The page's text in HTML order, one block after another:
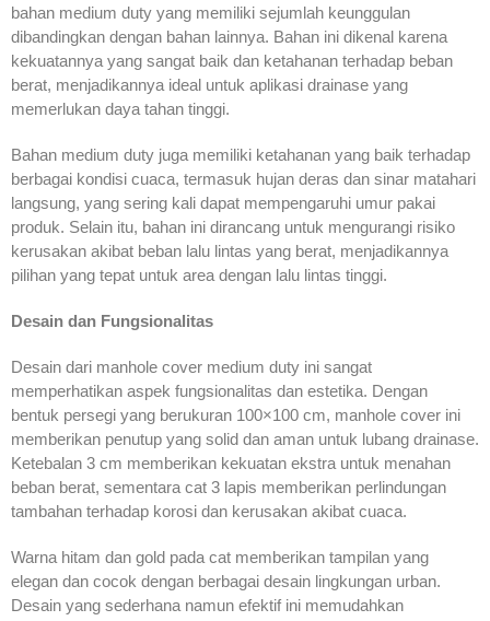
bahan medium duty yang memiliki sejumlah keunggulan
dibandingkan dengan bahan lainnya. Bahan ini dikenal karena
kekuatannya yang sangat baik dan ketahanan terhadap beban
berat, menjadikannya ideal untuk aplikasi drainase yang
memerlukan daya tahan tinggi.
Bahan medium duty juga memiliki ketahanan yang baik terhadap
berbagai kondisi cuaca, termasuk hujan deras dan sinar matahari
langsung, yang sering kali dapat mempengaruhi umur pakai
produk. Selain itu, bahan ini dirancang untuk mengurangi risiko
kerusakan akibat beban lalu lintas yang berat, menjadikannya
pilihan yang tepat untuk area dengan lalu lintas tinggi.
Desain dan Fungsionalitas
Desain dari manhole cover medium duty ini sangat
memperhatikan aspek fungsionalitas dan estetika. Dengan
bentuk persegi yang berukuran 100×100 cm, manhole cover ini
memberikan penutup yang solid dan aman untuk lubang drainase.
Ketebalan 3 cm memberikan kekuatan ekstra untuk menahan
beban berat, sementara cat 3 lapis memberikan perlindungan
tambahan terhadap korosi dan kerusakan akibat cuaca.
Warna hitam dan gold pada cat memberikan tampilan yang
elegan dan cocok dengan berbagai desain lingkungan urban.
Desain yang sederhana namun efektif ini memudahkan